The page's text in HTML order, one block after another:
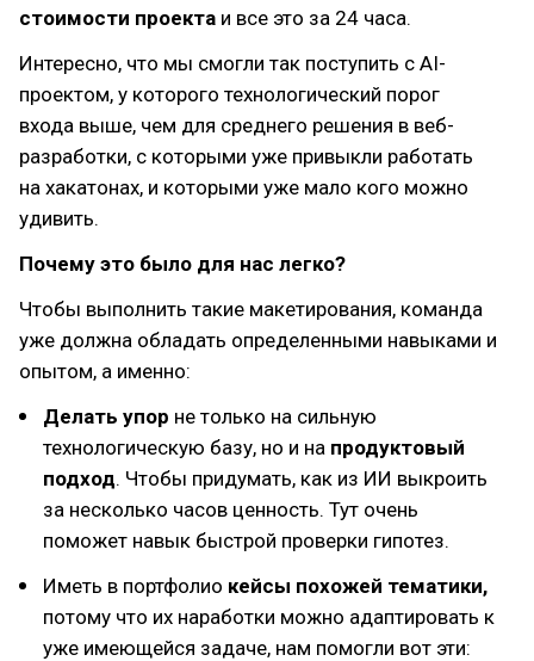
стоимости проекта и все это за 24 часа.
Интересно, что мы смогли так поступить с AI-
проектом, у которого технологический порог
входа выше, чем для среднего решения в веб-
разработки, с которыми уже привыкли работать
на хакатонах, и которыми уже мало кого можно
удивить.
Почему это было для нас легко?
Чтобы выполнить такие макетирования, команда
уже должна обладать определенными навыками и
опытом, а именно:
Делать упор не только на сильную
технологическую базу, но и на продуктовый
подход. Чтобы придумать, как из ИИ выкроить
за несколько часов ценность. Тут очень
поможет навык быстрой проверки гипотез.
Иметь в портфолио кейсы похожей тематики,
потому что их наработки можно адаптировать к
уже имеющейся задаче, нам помогли вот эти: